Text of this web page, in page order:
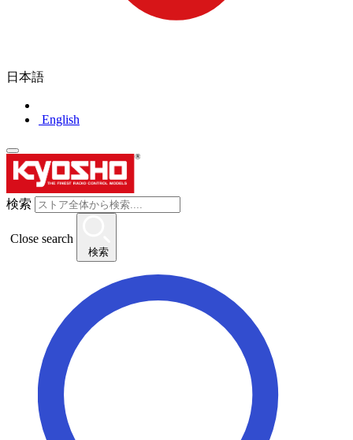
日本語
English
検索
Close search
検索